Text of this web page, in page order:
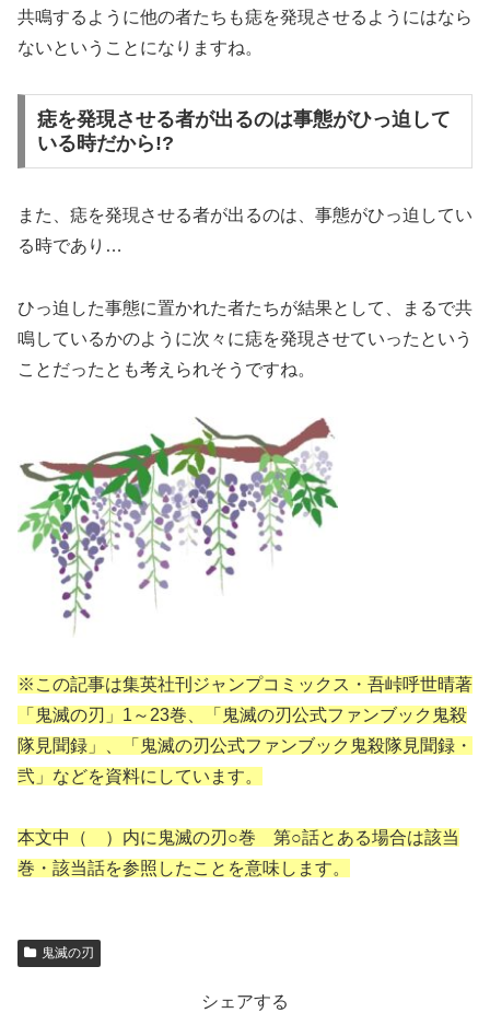
共鳴するように他の者たちも痣を発現させるようにはなら
ないということになりますね。
痣を発現させる者が出るのは事態がひっ迫して
いる時だから!?
また、痣を発現させる者が出るのは、事態がひっ迫してい
る時であり…
ひっ迫した事態に置かれた者たちが結果として、まるで共
鳴しているかのように次々に痣を発現させていったという
ことだったとも考えられそうですね。
※この記事は集英社刊ジャンプコミックス・吾峠呼世晴著
「鬼滅の刃」1～23巻、「鬼滅の刃公式ファンブック鬼殺
隊見聞録」、「鬼滅の刃公式ファンブック鬼殺隊見聞録・
弐」などを資料にしています。
本文中（ ）内に鬼滅の刃○巻 第○話とある場合は該当
巻・該当話を参照したことを意味します。
鬼滅の刃
シェアする